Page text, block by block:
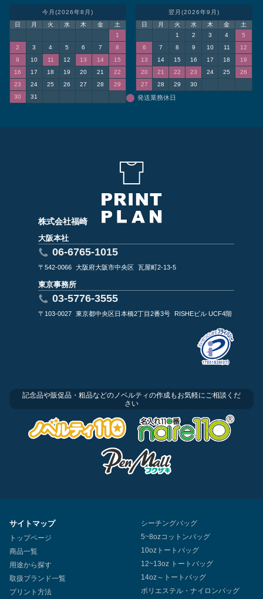
今月(2026年8月)
日
月 火 水 木 金
土
1
2
3 4 5 6 7
8
9
10 11 12 13 14
15
16
17 18 19 20 21
22
23
24 25 26 27 28
29
30
31
翌月(2026年9月)
日
月 火 水 木 金
土
1
2 3 4
5
6
7 8 9 10 11
12
13
14 15 16 17 18
19
20
21 22 23 24 25
26
27
28 29 30
発送業務休日
株式会社福崎
大阪本社
06-6765-1015
〒542-0066 大阪府大阪市中央区 瓦屋町2-13-5
東京事務所
03-5776-3555
〒103-0027 東京都中央区日本橋2丁目2番3号 RISHEビル UCF4階
記念品や販促品・粗品などのノベルティの作成もお気軽にご相談くだ
さい
サイトマップ
トップページ
商品一覧
用途から探す
取扱ブランド一覧
プリント方法
シーチングバッグ
5~8ozコットンバッグ
10ozトートバッグ
12~13oz トートバッグ
14oz～トートバッグ
ポリエステル・ナイロンバッグ